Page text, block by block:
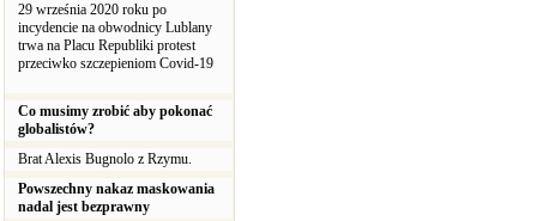
29 września 2020 roku po
incydencie na obwodnicy Lublany
trwa na Placu Republiki protest
przeciwko szczepieniom Covid-19
Co musimy zrobić aby pokonać
globalistów?
Brat Alexis Bugnolo z Rzymu.
Powszechny nakaz maskowania
nadal jest bezprawny